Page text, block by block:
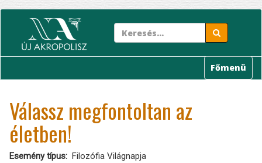
tartalomra
Főmenü
Válassz megfontoltan az
életben!
Esemény típus
Filozófia Világnapja